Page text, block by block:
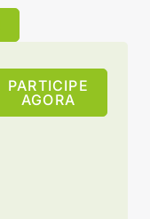
PARTICIPE
AGORA